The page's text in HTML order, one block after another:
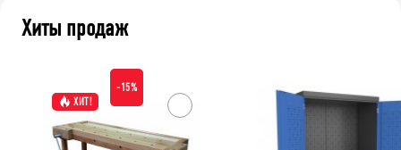
Хиты продаж
ХИТ!
-15%